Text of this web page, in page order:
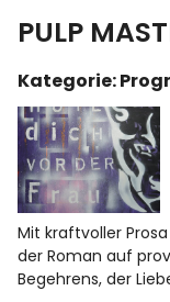
PULP
Programm
Neu
In Planung
Katalog
Kategorie:
Mit kraftvoller
der Roman auf
Begehrens, der